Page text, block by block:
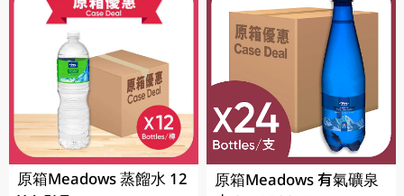
原箱Meadows 蒸餾水 12
原箱Meadows 有氣礦泉